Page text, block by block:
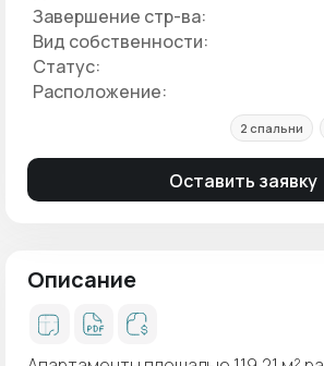
Завершение стр-ва:
Вид собственности:
Статус:
Расположение:
2 спальни
Оставить заявку
Описание